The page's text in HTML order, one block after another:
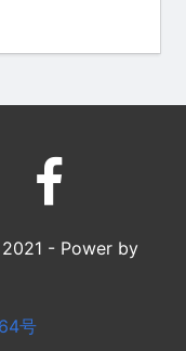
- Power by
号